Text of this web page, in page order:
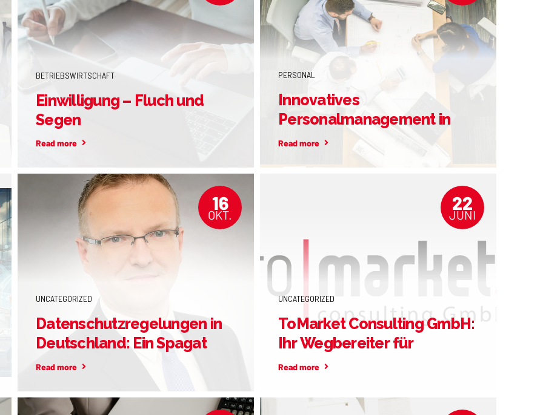
BETRIEBSWIRTSCHAFT
Einwilligung – Fluch und
Segen
Read more
PERSONAL
Innovatives
Personalmanagement in
der Altenpflege!
Read more
UNCATEGORIZED
16
OKT.
Datenschutzregelungen in
Deutschland: Ein Spagat
zwischen
Überregulierung
Read more
UNCATEGORIZED
22
JUNI
ToMarket Consulting GmbH:
Ihr Wegbereiter für
Business Excellence
Read more